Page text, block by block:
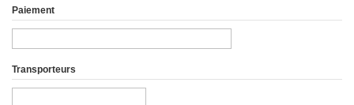
Paiement
Transporteurs